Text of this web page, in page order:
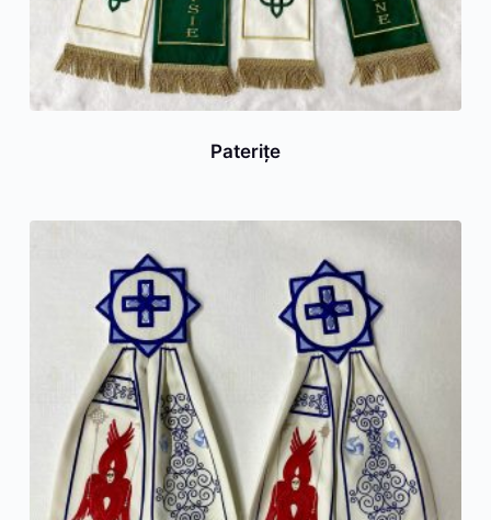
Paterițe